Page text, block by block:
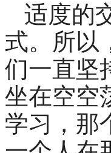
适度的
式。所以
们一直坚
坐在空空
学习，那